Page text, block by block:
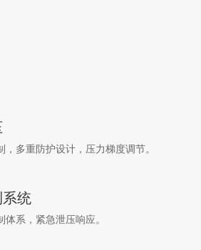
，多重防护设计，压力梯度调节。
统
体系，紧急泄压响应。